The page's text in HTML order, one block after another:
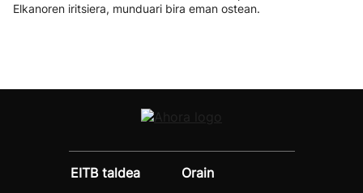
Elkanoren iritsiera, munduari bira eman ostean.
EITB taldea
Orain